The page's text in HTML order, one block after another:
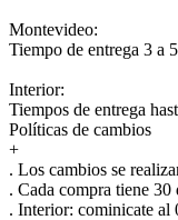
Montevideo:
Tiempo de entrega 3 a
Interior:
Tiempos de entrega
Políticas de cambios
+
. Los cambios se
. Cada compra tiene 30
. Interior: cominicate al